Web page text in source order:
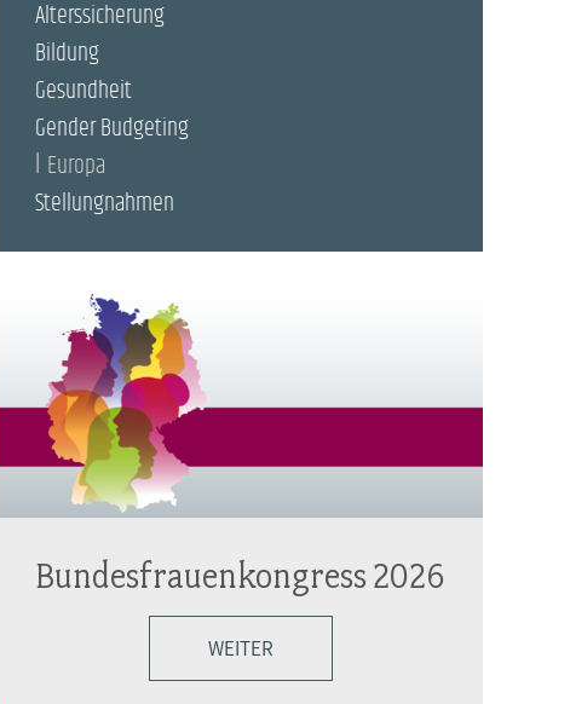
Alterssicherung
Bildung
Gesundheit
Gender Budgeting
Europa
Stellungnahmen
Bundesfrauenkongress 2026
WEITER